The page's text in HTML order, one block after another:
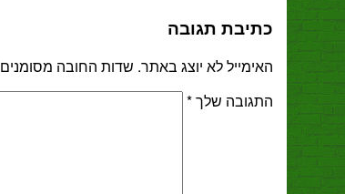
כתיבת תגובה
האימייל לא יוצג באתר. שדות החובה מסומנים
התגובה שלך*